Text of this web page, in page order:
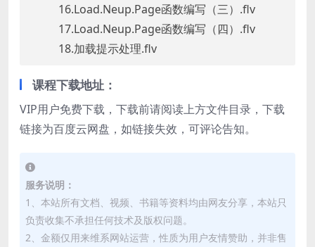
16.Load.Neup.Page函数编写（三）.flv
17.Load.Neup.Page函数编写（四）.flv
18.加载提示处理.flv
课程下载地址：
VIP用户免费下载，下载前请阅读上方文件目录，下载
链接为百度云网盘，如链接失效，可评论告知。
服务说明：
1、本站所有文档、视频、书籍等资料均由网友分享，本站只
负责收集不承担任何技术及版权问题。
2、金额仅用来维系网站运营，性质为用户友情赞助，并非售